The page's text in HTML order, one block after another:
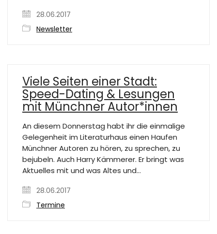
28.06.2017
Newsletter
Viele Seiten einer Stadt:
Speed-Dating & Lesungen
mit Münchner Autor*innen
An diesem Donnerstag habt ihr die einmalige
Gelegenheit im Literaturhaus einen Haufen
Münchner Autoren zu hören, zu sprechen, zu
bejubeln. Auch Harry Kämmerer. Er bringt was
Aktuelles mit und was Altes und…
28.06.2017
Termine